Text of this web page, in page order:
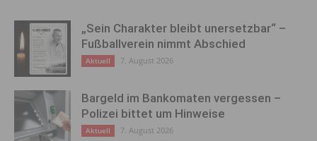
„Sein Charakter bleibt unersetzbar“ –
Fußballverein nimmt Abschied
Aktuell 7. August 2026
Bargeld im Bankomaten vergessen –
Polizei bittet um Hinweise
Aktuell 7. August 2026